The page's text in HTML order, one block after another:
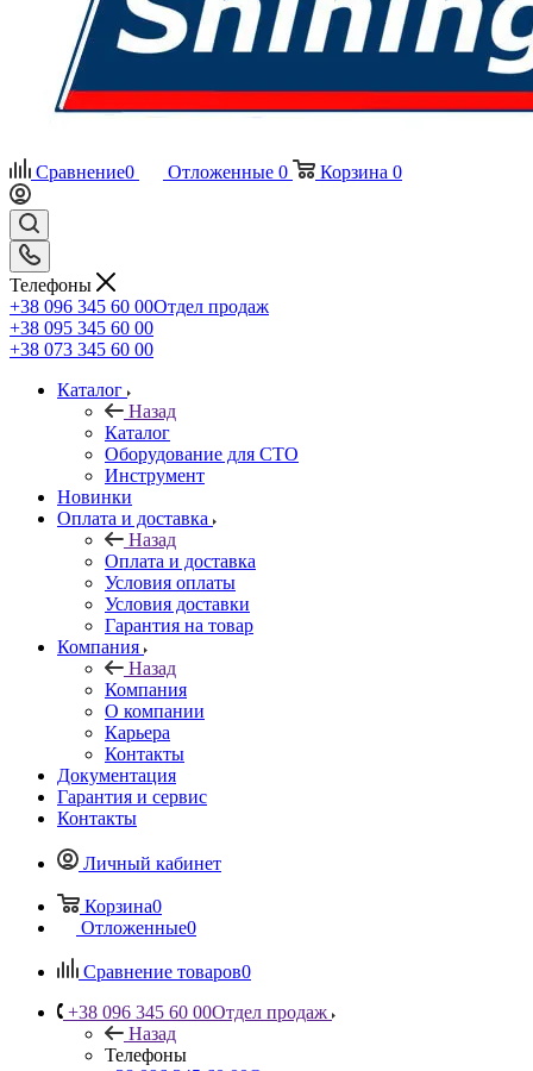
Сравнение0 Отложенные 0 Корзина 0
Телефоны
+38 096 345 60 00Отдел продаж
+38 095 345 60 00
+38 073 345 60 00
Каталог
Назад
Каталог
Оборудование для СТО
Инструмент
Новинки
Оплата и доставка
Назад
Оплата и доставка
Условия оплаты
Условия доставки
Гарантия на товар
Компания
Назад
Компания
О компании
Карьера
Контакты
Документация
Гарантия и сервис
Контакты
Личный кабинет
Корзина0
Отложенные0
Сравнение товаров0
+38 096 345 60 00Отдел продаж
Назад
Телефоны